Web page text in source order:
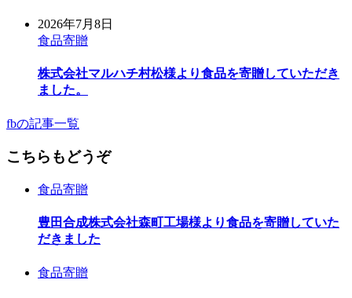
2026年7月8日
食品寄贈
株式会社マルハチ村松様より食品を寄贈していただき
ました。
fbの記事一覧
こちらもどうぞ
食品寄贈
豊田合成株式会社森町工場様より食品を寄贈していた
だきました
食品寄贈